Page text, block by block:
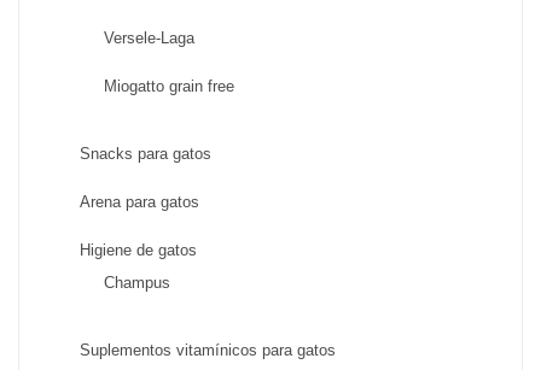
Versele-Laga
Miogatto grain free
Snacks para gatos
Arena para gatos
Higiene de gatos
Champus
Suplementos vitamínicos para gatos